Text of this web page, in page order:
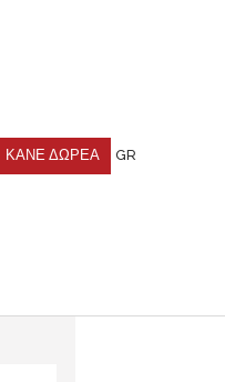
ΚΆΝΕ ΔΩΡΕΆ GR